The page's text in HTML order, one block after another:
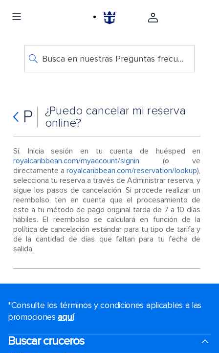
Busca en nuestras Preguntas frecuentes
P
¿Puedo cancelar mi reserva
online?
Sí. Inicia sesión en tu cuenta de huésped en
royalcaribbean.com/myaccount/signin (o ve
directamente aroyalcaribbean.com/reservation/lookup),
selecciona tu reserva a través de Administrar reserva, y
sigue los pasos de cancelación. Si procede realizar un
reembolso, ten en cuenta que el procesamiento de
este a tu método de pago original tarda de 7 a 10 días
hábiles. El reembolso se calculará en función de la
política de cancelación estándar para tu tipo de tarifa y
de la cantidad de días que faltan para tu fecha de
salida.
*Consulte los términos y condiciones aplicables a las
promocionesaquí.
Buscar cruceros